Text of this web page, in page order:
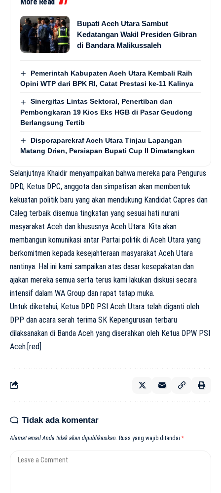
Bupati Aceh Utara Sambut
Kedatangan Wakil Presiden Gibran
di Bandara Malikussaleh
Pemerintah Kabupaten Aceh Utara Kembali Raih
Opini WTP dari BPK RI, Catat Prestasi ke-11 Kalinya
Sinergitas Lintas Sektoral, Penertiban dan
Pembongkaran 19 Kios Eks HGB di Pasar Geudong
Berlangsung Tertib
Disporaparekraf Aceh Utara Tinjau Lapangan
Matang Drien, Persiapan Bupati Cup II Dimatangkan
Selanjutnya Khaidir menyampaikan bahwa mereka para Pengurus
DPD, Ketua DPC, anggota dan simpatisan akan membentuk
kekuatan politik baru yang akan mendukung Kandidat Capres dan
Caleg terbaik disemua tingkatan yang sesuai hati nurani
masyarakat Aceh dan khususnya Aceh Utara. Kita akan
membangun komunikasi antar Partai politik di Aceh Utara yang
berkomitmen kepada kesejahteraan masyarakat Aceh Utara
nantinya. Hal ini kami sampaikan atas dasar kesepakatan dan
ajakan mereka semua serta terus kami lakukan diskusi secara
intensif dalam WA Group dan rapat tatap muka.
Untuk diketahui, Ketua DPD PSI Aceh Utara telah diganti oleh
DPP dan acara serah terima SK Kepengurusan terbaru
dilaksanakan di Banda Aceh yang diserahkan oleh Ketua DPW PSI
Aceh.[red]
Tidak ada komentar
Alamat email Anda tidak akan dipublikasikan. Ruas yang wajib ditandai *